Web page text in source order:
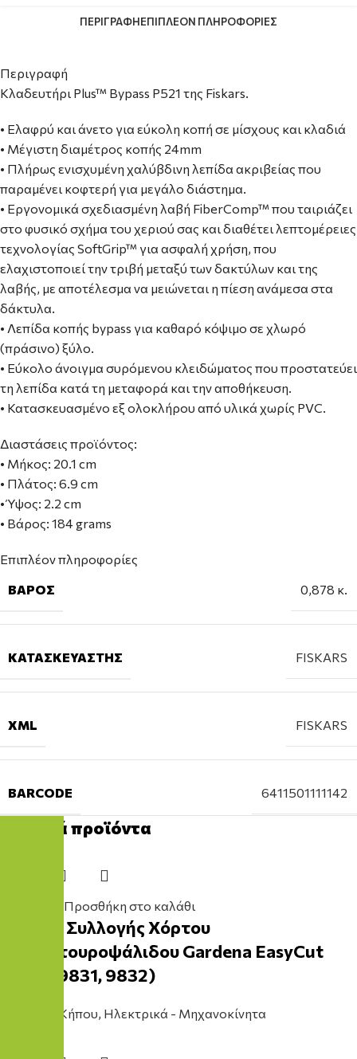
ΠΕΡΙΓΡΑΦΉΕΠΙΠΛΈΟΝ ΠΛΗΡΟΦΟΡΊΕΣ
Περιγραφή
Κλαδευτήρι Plus™ Bypass P521 της Fiskars.
• Ελαφρύ και άνετο για εύκολη κοπή σε μίσχους και κλαδιά
• Μέγιστη διαμέτρος κοπής 24mm
• Πλήρως ενισχυμένη χαλύβδινη λεπίδα ακριβείας που
παραμένει κοφτερή για μεγάλο διάστημα.
• Εργονομικά σχεδιασμένη λαβή FiberComp™ που ταιριάζει
στο φυσικό σχήμα του χεριού σας και διαθέτει λεπτομέρειες
τεχνολογίας SoftGrip™ για ασφαλή χρήση, που
ελαχιστοποιεί την τριβή μεταξύ των δακτύλων και της
λαβής, με αποτέλεσμα να μειώνεται η πίεση ανάμεσα στα
δάκτυλα.
• Λεπίδα κοπής bypass για καθαρό κόψιμο σε χλωρό
(πράσινο) ξύλο.
• Εύκολο άνοιγμα συρόμενου κλειδώματος που προστατεύει
τη λεπίδα κατά τη μεταφορά και την αποθήκευση.
• Κατασκευασμένο εξ ολοκλήρου από υλικά χωρίς PVC.
Διαστάσεις προϊόντος:
• Μήκος: 20.1 cm
• Πλάτος: 6.9 cm
• Ύψος: 2.2 cm
• Βάρος: 184 grams
Επιπλέον πληροφορίες
ΒΆΡΟΣ
0,878 κ.
ΚΑΤΑΣΚΕΥΑΣΤΉΣ FISKARS
XML FISKARS
BARCODE 6411501111142
Σχετικά προϊόντα
Προσθήκη στο καλάθι
Τσάντα Συλλογής Χόρτου
Μπορντουροψάλιδου Gardena EasyCut
(9830, 9831, 9832)
Εργαλείο Κήπου, Ηλεκτρικά - Μηχανοκίνητα